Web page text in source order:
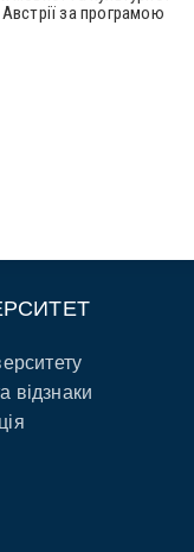
за програмою
відзнаки